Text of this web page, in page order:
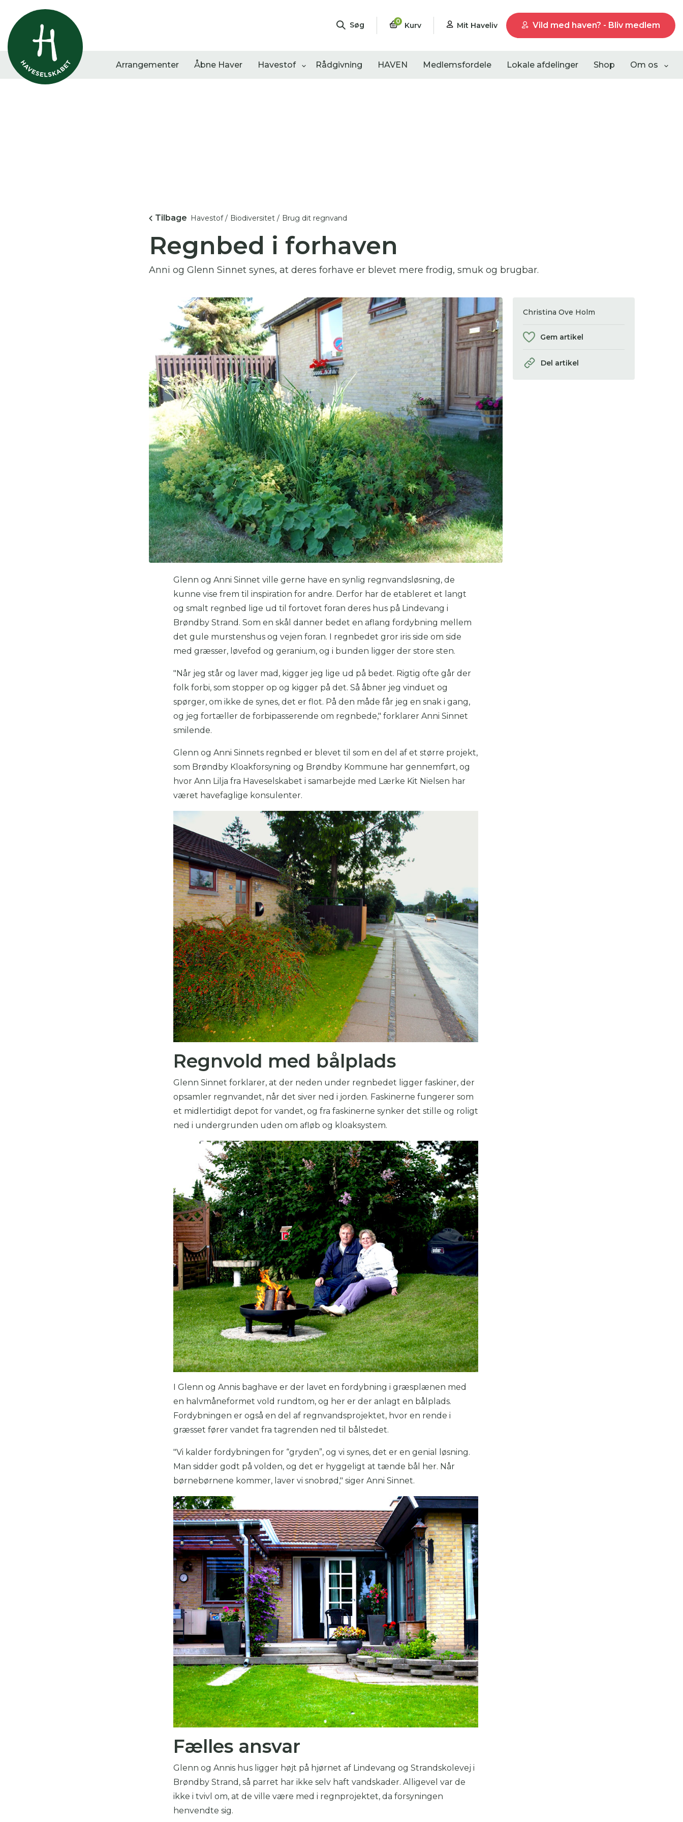
Søg 0 Kurv Mit Haveliv Vild med haven? - Bliv medlem
Arrangementer Åbne Haver Havestof Rådgivning HAVEN Medlemsfordele Lokale afdelinger Shop Om os
Du skal indtaste minimum 3 tegn for at se
Tilbage Havestof / Biodiversitet / Brug dit regnvand
Regnbed i forhaven
Anni og Glenn Sinnet synes, at deres forhave er blevet mere frodig, smuk og brugbar.
Glenn og Anni Sinnet ville gerne have en synlig regnvandsløsning, de
kunne vise frem til inspiration for andre. Derfor har de etableret et langt
og smalt regnbed lige ud til fortovet foran deres hus på Lindevang i
Brøndby Strand. Som en skål danner bedet en aflang fordybning mellem
det gule murstenshus og vejen foran. I regnbedet gror iris side om side
med græsser, løvefod og geranium, og i bunden ligger der store sten.
"Når jeg står og laver mad, kigger jeg lige ud på bedet. Rigtig ofte går der
folk forbi, som stopper op og kigger på det. Så åbner jeg vinduet og
spørger, om ikke de synes, det er flot. På den måde får jeg en snak i gang,
og jeg fortæller de forbipasserende om regnbede," forklarer Anni Sinnet
smilende.
Glenn og Anni Sinnets regnbed er blevet til som en del af et større projekt,
som Brøndby Kloakforsyning og Brøndby Kommune har gennemført, og
hvor Ann Lilja fra Haveselskabet i samarbejde med Lærke Kit Nielsen har
været havefaglige konsulenter.
Regnvold med bålplads
Glenn Sinnet forklarer, at der neden under regnbedet ligger faskiner, der
opsamler regnvandet, når det siver ned i jorden. Faskinerne fungerer som
et midlertidigt depot for vandet, og fra faskinerne synker det stille og roligt
ned i undergrunden uden om afløb og kloaksystem.
I Glenn og Annis baghave er der lavet en fordybning i græsplænen med
en halvmåneformet vold rundtom, og her er der anlagt en bålplads.
Fordybningen er også en del af regnvandsprojektet, hvor en rende i
græsset fører vandet fra tagrenden ned til bålstedet.
"Vi kalder fordybningen for “gryden”, og vi synes, det er en genial løsning.
Man sidder godt på volden, og det er hyggeligt at tænde bål her. Når
børnebørnene kommer, laver vi snobrød," siger Anni Sinnet.
Fælles ansvar
Glenn og Annis hus ligger højt på hjørnet af Lindevang og Strandskolevej i
Brøndby Strand, så parret har ikke selv haft vandskader. Alligevel var de
ikke i tvivl om, at de ville være med i regnprojektet, da forsyningen
henvendte sig.
Christina Ove Holm
Gem artikel
Del artikel